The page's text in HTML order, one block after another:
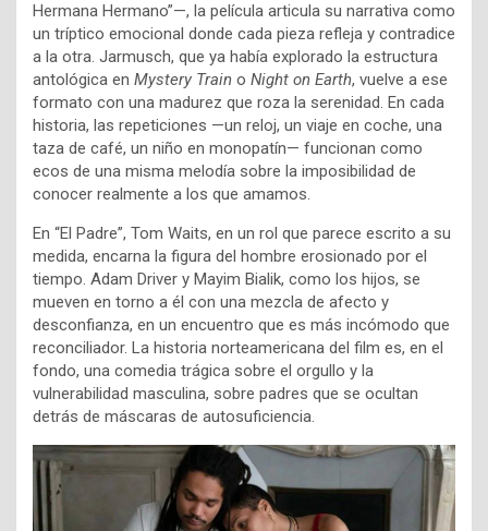
Hermana Hermano”—, la película articula su narrativa como
un tríptico emocional donde cada pieza refleja y contradice
a la otra. Jarmusch, que ya había explorado la estructura
antológica en Mystery Train o Night on Earth, vuelve a ese
formato con una madurez que roza la serenidad. En cada
historia, las repeticiones —un reloj, un viaje en coche, una
taza de café, un niño en monopatín— funcionan como
ecos de una misma melodía sobre la imposibilidad de
conocer realmente a los que amamos.
En “El Padre”, Tom Waits, en un rol que parece escrito a su
medida, encarna la figura del hombre erosionado por el
tiempo. Adam Driver y Mayim Bialik, como los hijos, se
mueven en torno a él con una mezcla de afecto y
desconfianza, en un encuentro que es más incómodo que
reconciliador. La historia norteamericana del film es, en el
fondo, una comedia trágica sobre el orgullo y la
vulnerabilidad masculina, sobre padres que se ocultan
detrás de máscaras de autosuficiencia.